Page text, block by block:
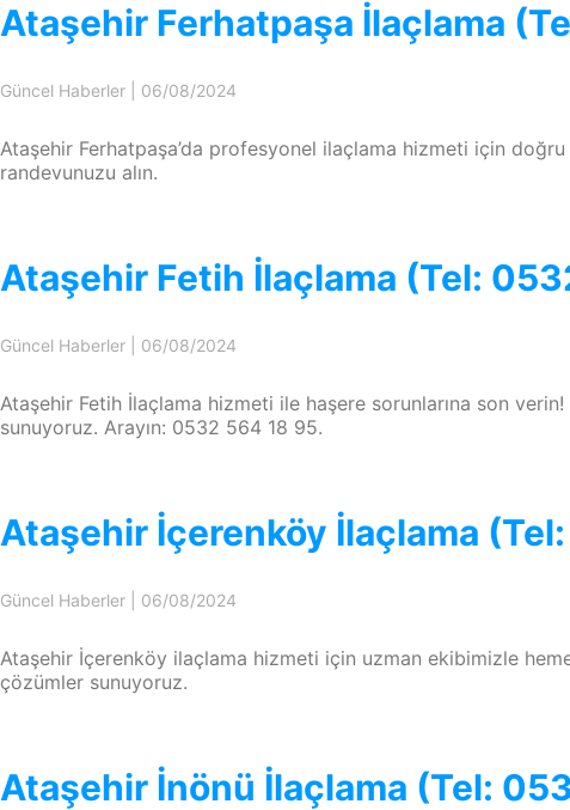
Ataşehir Ferhatpaşa İlaçlama
Güncel Haberler 06/08/2024
Ataşehir Ferhatpaşa’da profesyonel ilaçlama hizmeti için
randevunuzu alın.
Ataşehir Fetih İlaçlama (Tel:
Güncel Haberler 06/08/2024
Ataşehir Fetih İlaçlama hizmeti ile haşere sorunlarına son
sunuyoruz. Arayın: 0532 564 18 95.
Ataşehir İçerenköy İlaçlama
Güncel Haberler 06/08/2024
Ataşehir İçerenköy ilaçlama hizmeti için uzman ekibimizle
çözümler sunuyoruz.
Ataşehir İnönü İlaçlama (Tel: